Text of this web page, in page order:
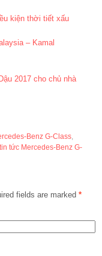
kiện thời tiết xấu
– Kamal
2017 cho chủ nhà
Benz G-Class
tin tức Mercedes-Benz G-
fields are marked *